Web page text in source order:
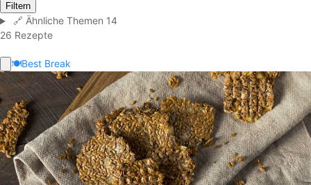
Filtern
🔗 Ähnliche Themen 14
26 Rezepte
🍽️Best Break